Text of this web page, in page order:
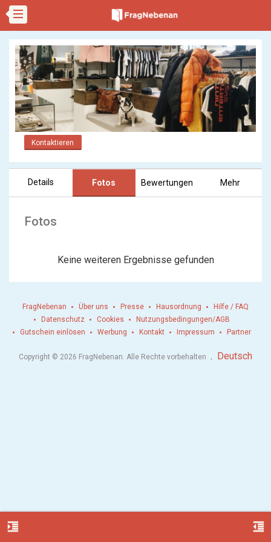
Kontaktieren
Details Fotos Bewertungen Mehr
Fotos
Keine weiteren Ergebnisse gefunden
format_indent_increase format_indent_decrease
FragNebenan Über uns Presse Hausordnung
Hilfe / FAQ
Datenschutz
Cookies
Nutzungsbedingungen/AGB
Gutschein einlösen
Werbung Kontakt Impressum Partner
Copyright © 2026 FragNebenan. Alle Rechte vorbehalten . Deutsch